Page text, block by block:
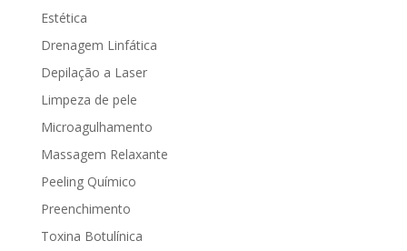
Estética
Drenagem Linfática
Depilação a Laser
Limpeza de pele
Microagulhamento
Massagem Relaxante
Peeling Químico
Preenchimento
Toxina Botulínica